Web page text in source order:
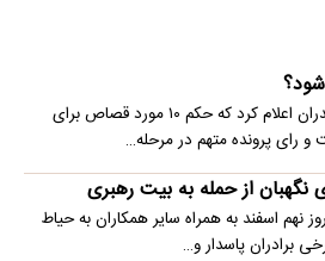
روابط عمومی دادگستری مازندران اعلام کرد که حکم ۱۰ مورد قصاص برای
رای پرونده متهم در مرحله…
از حمله به بیت رهبری
اسفند به همراه سایر همکاران به حیاط
برادران پاسدار و…